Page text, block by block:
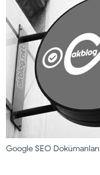
Google SEO Dokümanları